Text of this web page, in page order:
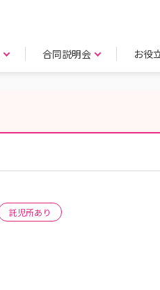
合同説明会 お役
託児所あり